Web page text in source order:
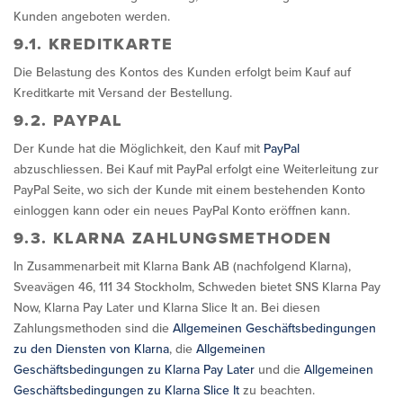
Kunden angeboten werden.
9.1. KREDITKARTE
Die Belastung des Kontos des Kunden erfolgt beim Kauf auf
Kreditkarte mit Versand der Bestellung.
9.2. PAYPAL
Der Kunde hat die Möglichkeit, den Kauf mit PayPal
abzuschliessen. Bei Kauf mit PayPal erfolgt eine Weiterleitung zur
PayPal Seite, wo sich der Kunde mit einem bestehenden Konto
einloggen kann oder ein neues PayPal Konto eröffnen kann.
9.3. KLARNA ZAHLUNGSMETHODEN
In Zusammenarbeit mit Klarna Bank AB (nachfolgend Klarna),
Sveavägen 46, 111 34 Stockholm, Schweden bietet SNS Klarna Pay
Now, Klarna Pay Later und Klarna Slice It an. Bei diesen
Zahlungsmethoden sind die Allgemeinen Geschäftsbedingungen
zu den Diensten von Klarna, die Allgemeinen
Geschäftsbedingungen zu Klarna Pay Later und die Allgemeinen
Geschäftsbedingungen zu Klarna Slice It zu beachten.